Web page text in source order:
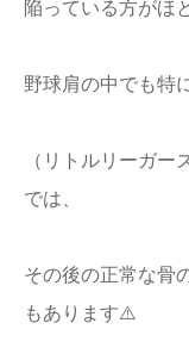
陥っている方がほ
野球肩の中でも特
（リトルリーガ
では、
その後の正常な骨
もあります⚠️